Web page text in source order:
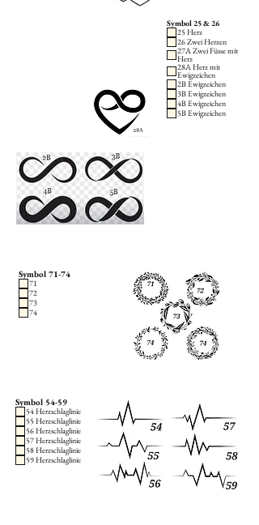
Symbol 25 & 26
25 Herz
26 Zwei Herzen
27A Zwei Füsse mit
Herz
28A Herz mit
Ewigzeichen
2B Ewigzeichen
3B Ewigzeichen
4B Ewigzeichen
5B Ewigzeichen
Symbol 71-74
71
72
73
74
Symbol 54-59
54 Herzschlaglinie
55 Herzschlaglinie
56 Herzschlaglinie
57 Herzschlaglinie
58 Herzschlaglinie
59 Herzschlaglinie